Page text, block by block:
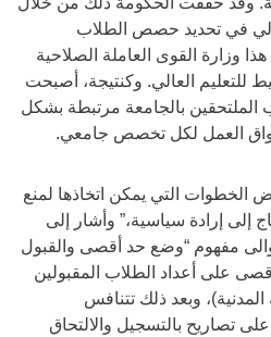
في تحديد حصص الطلاب
وزارة القوى العاملة الصلاحية
للتعليم العالي. وكنتيجة، أصبحت
الملتحقين بالجامعة مرتبطة بشكل
العمل لكل تخصص جامعي.
الخطوات التي يمكن اتخاذها لمنع
إلى إرادة سياسية،” وأشار إلى
مفهوم “وضع حد أقصى والقبول
على أعداد الطلاب المقبولين
وبعد ذلك تتنافس
تصاريح بالتسجيل والالتحاق